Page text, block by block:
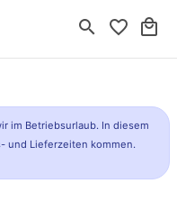
search favorite_border local_mall
im Betriebsurlaub. In diesem
und Lieferzeiten kommen.